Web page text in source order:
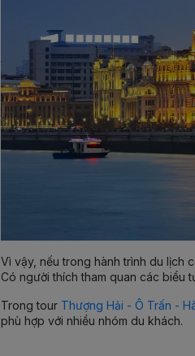
Vì vậy, nếu trong hành trình du lịch
Có người thích tham quan các biểu
Trongtour Thượng Hải - Ô Trấn -
phù hợp với nhiều nhóm du khách.